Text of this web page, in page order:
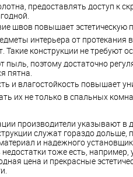
предоставлять доступ к
швов повышает
интерьера от протекания
Такие конструкции не требуют
пыль, поэтому достаточно
пятна.
и влагостойкость повышает
их не только в спальных
производители указывают в
служат гораздо дольше,
и надежного
недостатки тоже есть,
цена и прекрасные